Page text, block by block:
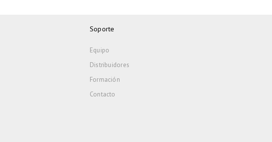
Soporte
Equipo
Distribuidores
Formación
Contacto